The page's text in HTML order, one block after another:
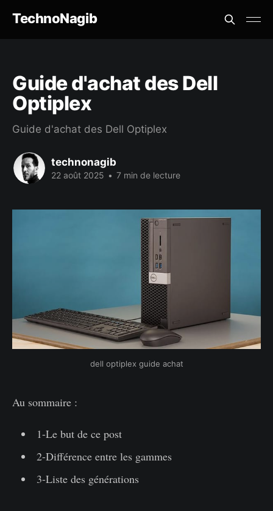
TechnoNagib
Guide d'achat des Dell
Optiplex
Guide d'achat des Dell Optiplex
technonagib
22 août 2025 • 7 min de lecture
dell optiplex guide achat
Au sommaire :
1-Le but de ce post
2-Différence entre les gammes
3-Liste des générations